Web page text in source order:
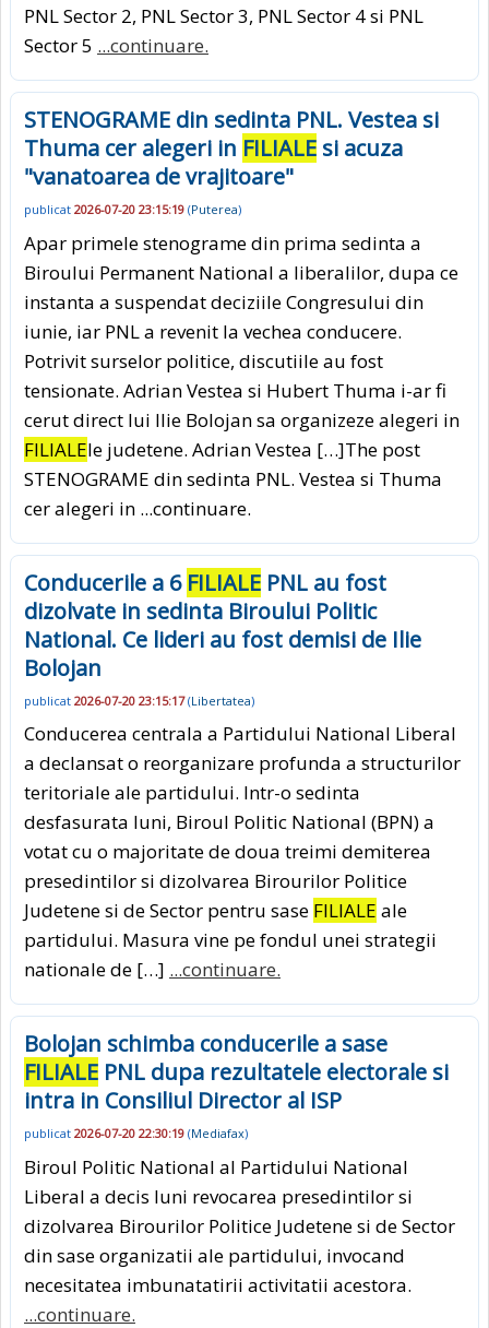
PNL Sector 2, PNL Sector 3, PNL Sector 4 si PNL
Sector 5 ...continuare.
STENOGRAME din sedinta PNL. Vestea si
Thuma cer alegeri in FILIALE si acuza
"vanatoarea de vrajitoare"
publicat 2026-07-20 23:15:19 (Puterea)
Apar primele stenograme din prima sedinta a
Biroului Permanent National a liberalilor, dupa ce
instanta a suspendat deciziile Congresului din
iunie, iar PNL a revenit la vechea conducere.
Potrivit surselor politice, discutiile au fost
tensionate. Adrian Vestea si Hubert Thuma i-ar fi
cerut direct lui Ilie Bolojan sa organizeze alegeri in
FILIALEle judetene. Adrian Vestea […]The post
STENOGRAME din sedinta PNL. Vestea si Thuma
cer alegeri in ...continuare.
Conducerile a 6 FILIALE PNL au fost
dizolvate in sedinta Biroului Politic
National. Ce lideri au fost demisi de Ilie
Bolojan
publicat 2026-07-20 23:15:17(Libertatea)
Conducerea centrala a Partidului National Liberal
a declansat o reorganizare profunda a structurilor
teritoriale ale partidului. Intr-o sedinta
desfasurata luni, Biroul Politic National (BPN) a
votat cu o majoritate de doua treimi demiterea
presedintilor si dizolvarea Birourilor Politice
Judetene si de Sector pentru sase FILIALE ale
partidului. Masura vine pe fondul unei strategii
nationale de […] ...continuare.
Bolojan schimba conducerile a sase
FILIALE PNL dupa rezultatele electorale si
intra in Consiliul Director al ISP
publicat 2026-07-20 22:30:19 (Mediafax)
Biroul Politic National al Partidului National
Liberal a decis luni revocarea presedintilor si
dizolvarea Birourilor Politice Judetene si de Sector
din sase organizatii ale partidului, invocand
necesitatea imbunatatirii activitatii acestora.
...continuare.